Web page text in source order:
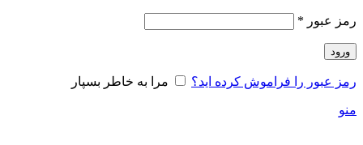
رمز عبور *
ورود
رمز عبور را فراموش کرده اید؟ مرا به خاطر بسپار
منو